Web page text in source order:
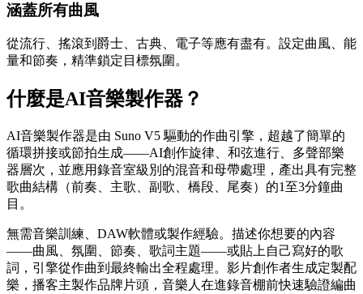
涵蓋所有曲風
從流行、搖滾到爵士、古典、電子等應有盡有。設定曲風、能
量和節奏，精準鎖定目標氛圍。
什麼是AI音樂製作器？
AI音樂製作器是由 Suno V5 驅動的作曲引擎，超越了簡單的
循環拼接或節拍生成——AI創作旋律、和弦進行、多聲部樂
器層次，並應用錄音室級別的混音和母帶處理，產出具有完整
歌曲結構（前奏、主歌、副歌、橋段、尾奏）的1至3分鐘曲
目。
無需音樂訓練、DAW軟體或製作經驗。描述你想要的內容
——曲風、氛圍、節奏、歌詞主題——或貼上自己寫好的歌
詞，引擎從作曲到最終輸出全程處理。影片創作者生成定製配
樂，播客主製作品牌片頭，音樂人在進錄音棚前快速驗證編曲